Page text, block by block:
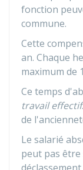
fonction
commune.
Cette
an. Chaque
maximum de
Ce temps
travail effectif
de
Le salarié
peut pas être